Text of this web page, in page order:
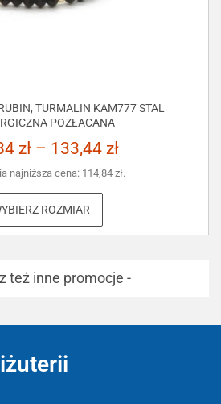
TURMALIN KAM777 STAL
POZŁACANA
zł – 133,44 zł
najniższa cena: 114,84 zł.
ROZMIAR
też inne promocje -